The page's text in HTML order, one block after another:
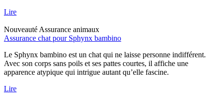
Lire
Nouveauté Assurance animaux
Assurance chat pour Sphynx bambino
Le Sphynx bambino est un chat qui ne laisse personne indifférent.
Avec son corps sans poils et ses pattes courtes, il affiche une
apparence atypique qui intrigue autant qu’elle fascine.
Lire